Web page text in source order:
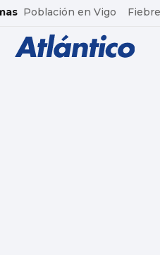
Población en Vigo